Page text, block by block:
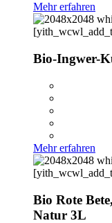
Mehr erfahren
Bio-Ingwer-
Mehr erfahren
Bio Rote
Natur 3L